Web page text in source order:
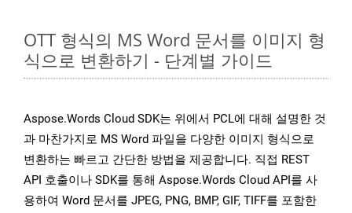
OTT 형식의 MS Word 문서를 이미지 형
식으로 변환하기 - 단계별 가이드
Aspose.Words Cloud SDK는 위에서 PCL에 대해 설명한 것
과 마찬가지로 MS Word 파일을 다양한 이미지 형식으로
변환하는 빠르고 간단한 방법을 제공합니다. 직접 REST
API 호출이나 SDK를 통해 Aspose.Words Cloud API를 사
용하여 Word 문서를 JPEG, PNG, BMP, GIF, TIFF를 포함한